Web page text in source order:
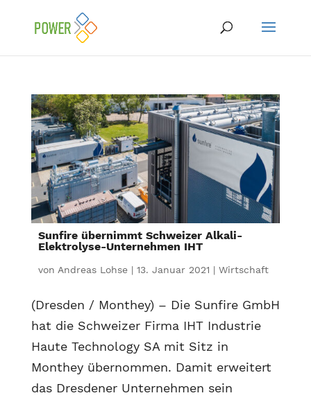
Sunfire übernimmt Schweizer Alkali-
Elektrolyse-Unternehmen IHT
von Andreas Lohse| 13. Januar 2021 | Wirtschaft
(Dresden / Monthey) – Die Sunfire GmbH
hat die Schweizer Firma IHT Industrie
Haute Technology SA mit Sitz in
Monthey übernommen. Damit erweitert
das Dresdener Unternehmen sein